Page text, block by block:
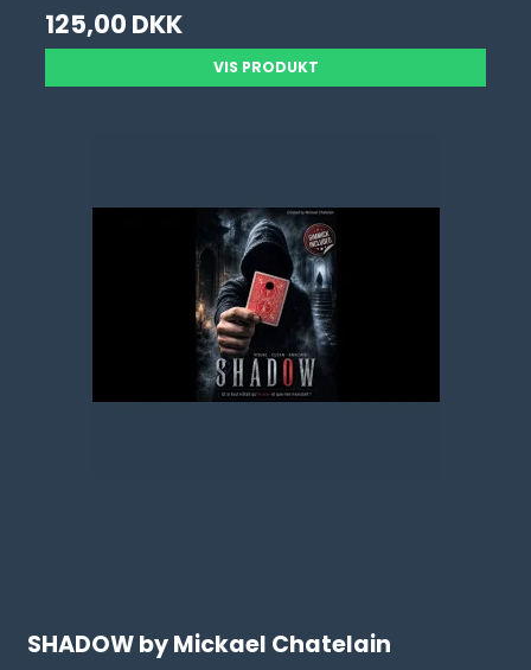
125,00 DKK
VIS PRODUKT
SHADOW by Mickael Chatelain